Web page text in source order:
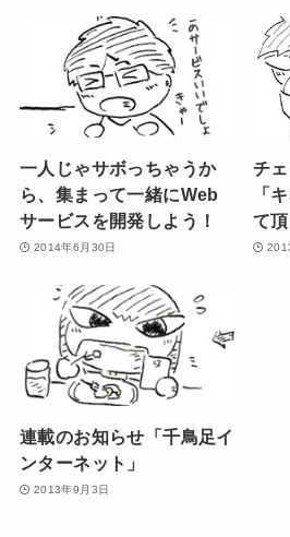
一人じゃサボっちゃうか
ら、集まって一緒にWeb
サービスを開発しよう！
2014年6月30日
チ
「
て頂
連載のお知らせ「千鳥足イ
ンターネット」
2013年9月3日